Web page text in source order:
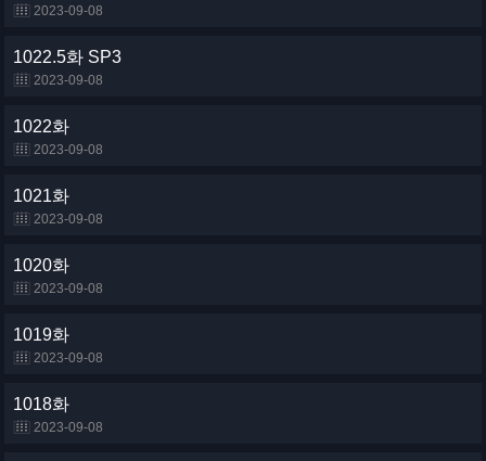
2023-09-08
1022.5화 SP3
2023-09-08
1022화
2023-09-08
1021화
2023-09-08
1020화
2023-09-08
1019화
2023-09-08
1018화
2023-09-08